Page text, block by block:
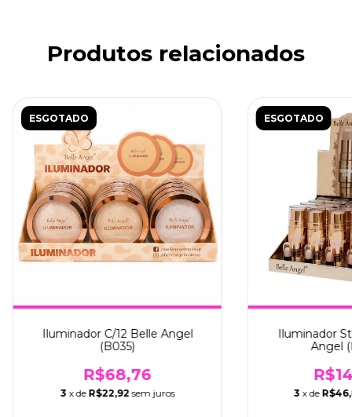
Produtos relacionados
ESGOTADO
Iluminador C/12 Belle Angel
(B035)
R$68,76
3 x de R$22,92 sem juros
ESGOTADO
Iluminador
Angel
3 x de